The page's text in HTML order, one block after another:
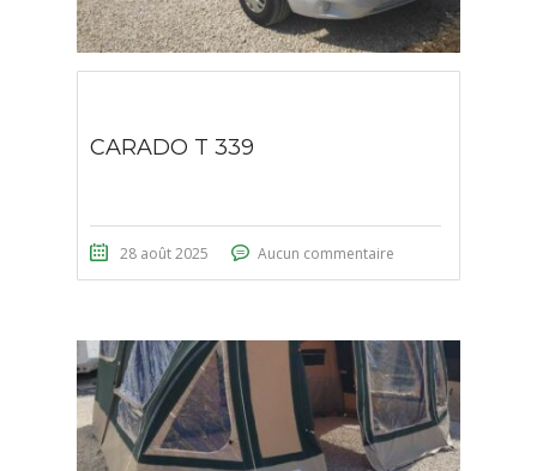
CARADO T 339
28 août 2025 Aucun commentaire